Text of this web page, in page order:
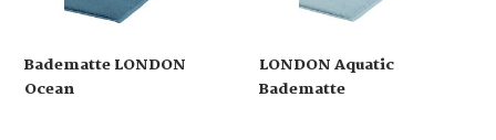
Badematte LONDON
Ocean
LONDON Aquatic
Badematte